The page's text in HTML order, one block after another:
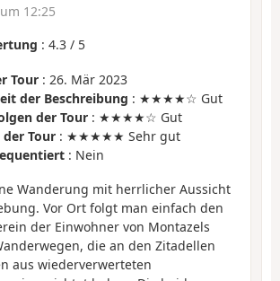
12:25
: 4.3 / 5
Tour : 26. Mär 2023
der Beschreibung : ★★★★☆ Gut
der Tour : ★★★★☆ Gut
Tour : ★★★★★ Sehr gut
: Nein
Wanderung mit herrlicher Aussicht
Vor Ort folgt man einfach den
der Einwohner von Montazels
die an den Zitadellen
aus wiederverwerteten